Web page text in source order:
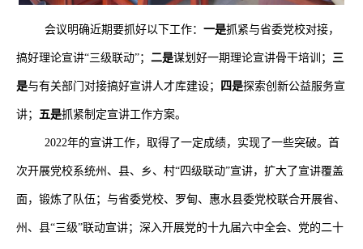
会议明确近期要抓好以下工作：一是抓紧与省委党校对接，
搞好理论宣讲“三级联动”；二是谋划好一期理论宣讲骨干培训； 三
是与有关部门对接搞好宣讲人才库建设； 四是探索创新公益服务宣
讲；五是抓紧制定宣讲工作方案。
2022年的宣讲工作，取得了一定成绩，实现了一些突破。首
次开展党校系统州、县、乡、村“四级联动”宣讲，扩大了宣讲覆盖
面，锻炼了队伍；与省委党校、罗甸、惠水县委党校联合开展省、
州、县“三级”联动宣讲；深入开展党的十九届六中全会、党的二十